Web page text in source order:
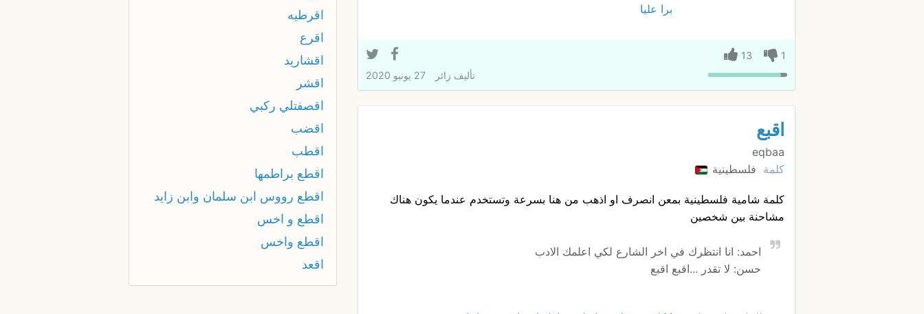
برا عليا
1
13
تأليف زائر 27 يونيو 2020
اقبع
eqbaa
كلمة فلسطينية
كلمة شامية فلسطينية بمعن انصرف او اذهب من هنا بسرعة وتستخدم عندما يكون هناك
مشاحنة بين شخصين
احمد: انا انتظرك في اخر الشارع لكي اعلمك الادب
حسن: لا تقدر ...اقبع اقبع
اقرطيه
اقرع
اقشاريد
اقشر
اقصفتلي ركبي
اقضب
اقطب
اقطع براطمها
اقطع رووس ابن سلمان وابن زايد
اقطع و اخس
اقطع واخس
اقعد